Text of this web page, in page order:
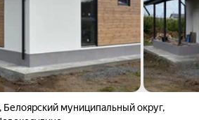
, Белоярский муниципальный округ,